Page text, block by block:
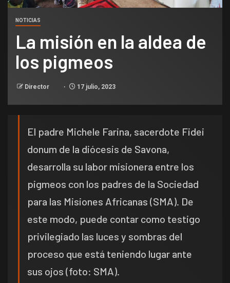
NOTICIAS
La misión en la aldea de
los pigmeos
Director 17 julio, 2023
El padre Michele Farina, sacerdote Fidei
donum de la diócesis de Savona,
desarrolla su labor misionera entre los
pigmeos con los padres de la Sociedad
para las Misiones Africanas (SMA). De
este modo, puede contar como testigo
privilegiado las luces y sombras del
proceso que está teniendo lugar ante
sus ojos (foto: SMA).